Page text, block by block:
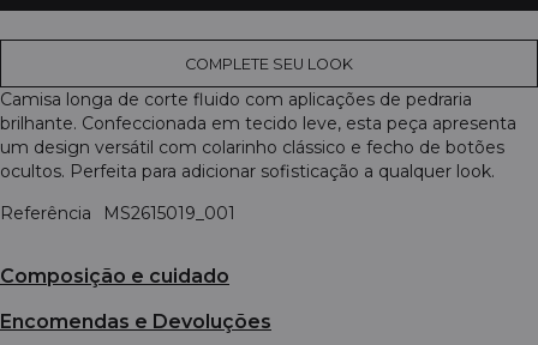
COMPLETE SEU LOOK
Camisa longa de corte fluido com aplicações de pedraria
brilhante. Confeccionada em tecido leve, esta peça apresenta
um design versátil com colarinho clássico e fecho de botões
ocultos. Perfeita para adicionar sofisticação a qualquer look.
Referência
MS2615019_001
Composição e cuidado
Encomendas e Devoluções